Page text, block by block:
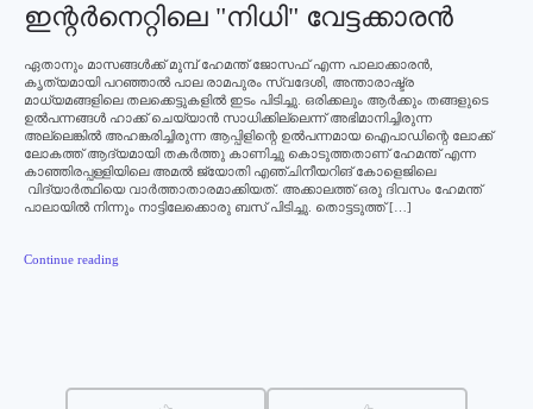
ഇന്റര്‍നെറ്റിലെ "നിധി" വേട്ടക്കാരന്‍
ഏതാനും മാസങ്ങള്‍ക്ക് മുമ്പ് ഹേമന്ത് ജോസഫ് എന്ന പാലാക്കാരന്‍,
കൃത്യമായി പറഞ്ഞാല്‍ പാല രാമപുരം സ്വദേശി, അന്താരാഷ്ട്ര
മാധ്യമങ്ങളിലെ തലക്കെട്ടുകളില്‍ ഇടം പിടിച്ചു. ഒരിക്കലും ആര്‍ക്കും തങ്ങളുടെ
ഉല്‍പന്നങ്ങള്‍ ഹാക്ക് ചെയ്യാന്‍ സാധിക്കില്ലെന്ന് അഭിമാനിച്ചിരുന്ന
അല്ലെങ്കില്‍ അഹങ്കരിച്ചിരുന്ന ആപ്പിളിന്റെ ഉല്‍പന്നമായ ഐപാഡിന്റെ ലോക്ക്
ലോകത്ത് ആദ്യമായി തകര്‍ത്തു കാണിച്ചു കൊടുത്തതാണ് ഹേമന്ത് എന്ന
കാഞ്ഞിരപ്പള്ളിയിലെ അമല്‍ ജ്യോതി എഞ്ചിനീയറിങ് കോളെജിലെ
വിദ്യാര്‍ത്ഥിയെ വാര്‍ത്താതാരമാക്കിയത്. അക്കാലത്ത് ഒരു ദിവസം ഹേമന്ത്
പാലായില്‍ നിന്നും നാട്ടിലേക്കൊരു ബസ് പിടിച്ചു. തൊട്ടടുത്ത് […]
Continue reading